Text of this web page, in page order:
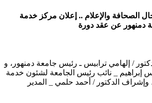
الصحافة والإعلام .. إعلان مركز خدمة
دمنهور عن عقد دورة
تحت رعاية الأستاذ الدكتور / إلهامي ترابيس ـ رئيس جامعة دمنهور، و
إبراهيم _ نائب رئيس الجامعة لشئون خدمة
وإشراف الدكتور / أحمد حلمي _ المدير